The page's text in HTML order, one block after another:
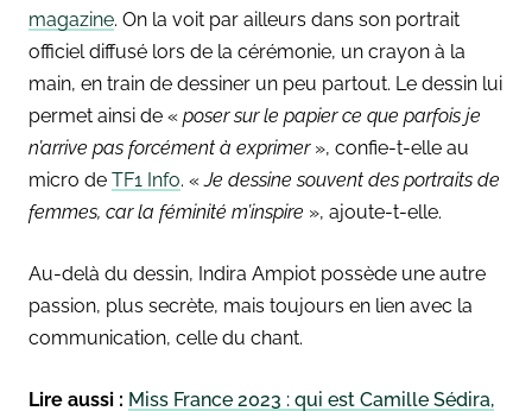
magazine. On la voit par ailleurs dans son portrait
officiel diffusé lors de la cérémonie, un crayon à la
main, en train de dessiner un peu partout. Le dessin lui
permet ainsi de « poser sur le papier ce que parfois je
n’arrive pas forcément à exprimer», confie-t-elle au
micro de TF1 Info. «Je dessine souvent des portraits de
femmes, car la féminité m’inspire », ajoute-t-elle.
Au-delà du dessin, Indira Ampiot possède une autre
passion, plus secrète, mais toujours en lien avec la
communication, celle du chant.
Lire aussi : Miss France 2023 : qui est Camille Sédira,